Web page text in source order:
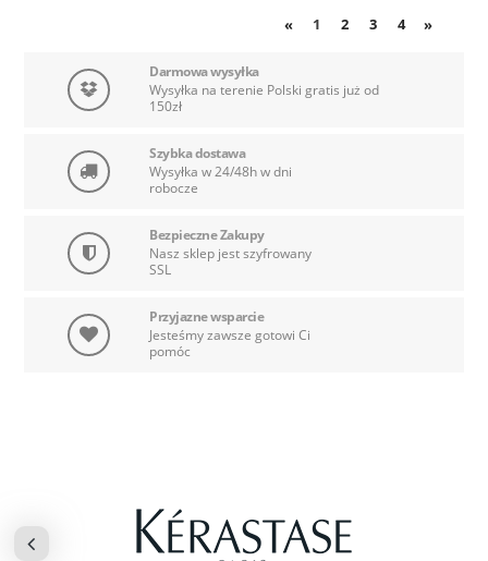
« 1 2 3 4 »
Darmowa wysyłka
Wysyłka na terenie Polski gratis już od
150zł
Szybka dostawa
Wysyłka w 24/48h w dni
robocze
Bezpieczne Zakupy
Nasz sklep jest szyfrowany
SSL
Przyjazne wsparcie
Jesteśmy zawsze gotowi Ci
pomóc